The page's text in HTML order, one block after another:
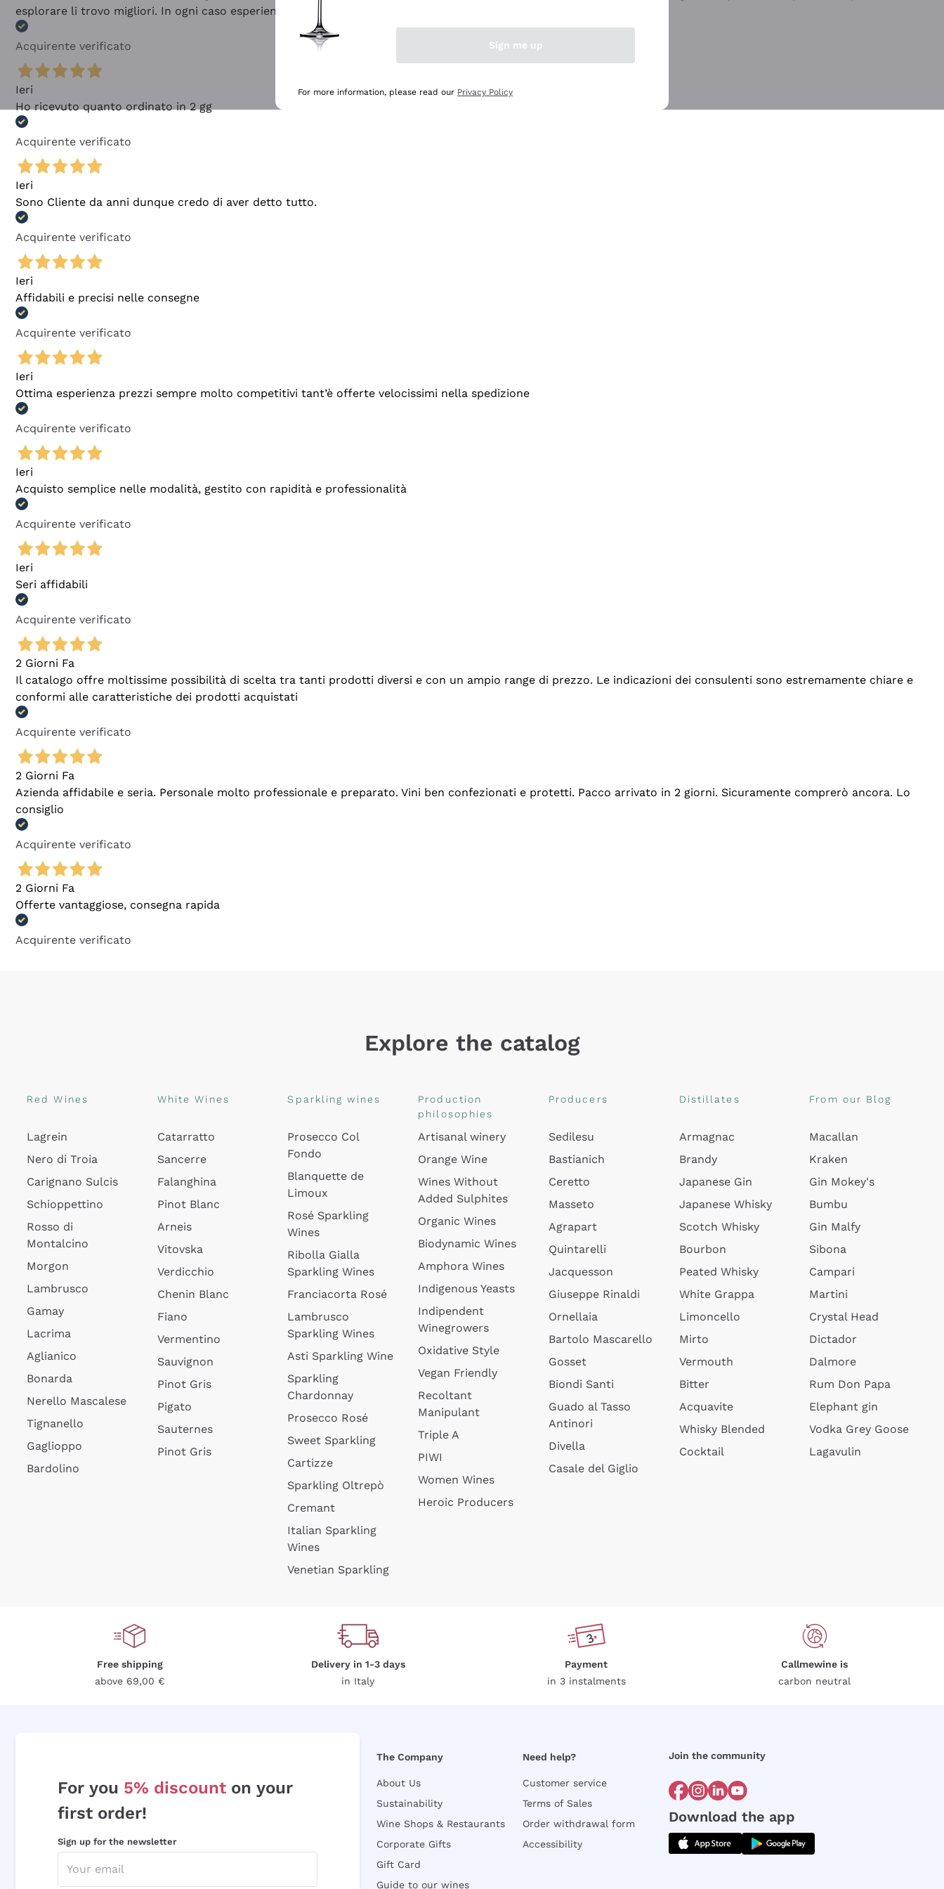
esplorare li trovo migliori. In ogni caso esperienza buona e lo consiglio! 👍
Acquirente verificato
Ieri
Ho ricevuto quanto ordinato in 2 gg
Acquirente verificato
Ieri
Sono Cliente da anni dunque credo di aver detto tutto.
Acquirente verificato
Ieri
Affidabili e precisi nelle consegne
Acquirente verificato
Ieri
Ottima esperienza prezzi sempre molto competitivi tant’è offerte velocissimi nella spedizione
Acquirente verificato
Ieri
Acquisto semplice nelle modalità, gestito con rapidità e professionalità
Acquirente verificato
Ieri
Seri affidabili
Acquirente verificato
2 Giorni Fa
Il catalogo offre moltissime possibilità di scelta tra tanti prodotti diversi e con un ampio range di prezzo. Le indicazioni dei consulenti sono estremamente chiare e
conformi alle caratteristiche dei prodotti acquistati
Acquirente verificato
2 Giorni Fa
Azienda affidabile e seria. Personale molto professionale e preparato. Vini ben confezionati e protetti. Pacco arrivato in 2 giorni. Sicuramente comprerò ancora. Lo
consiglio
Acquirente verificato
2 Giorni Fa
Offerte vantaggiose, consegna rapida
Acquirente verificato
Explore the catalog
Red Wines
Lagrein
Nero di Troia
Carignano Sulcis
Schioppettino
Rosso di
Montalcino
Morgon
Lambrusco
Gamay
Lacrima
Aglianico
Bonarda
Nerello Mascalese
Tignanello
Gaglioppo
Bardolino
White Wines
Catarratto
Sancerre
Falanghina
Pinot Blanc
Arneis
Vitovska
Verdicchio
Chenin Blanc
Fiano
Vermentino
Sauvignon
Pinot Gris
Pigato
Sauternes
Pinot Gris
Sparkling wines
Prosecco Col
Fondo
Blanquette de
Limoux
Rosé Sparkling
Wines
Ribolla Gialla
Sparkling Wines
Franciacorta Rosé
Lambrusco
Sparkling Wines
Asti Sparkling Wine
Sparkling
Chardonnay
Prosecco Rosé
Sweet Sparkling
Cartizze
Sparkling Oltrepò
Cremant
Italian Sparkling
Wines
Venetian Sparkling
Production
philosophies
Artisanal winery
Orange Wine
Wines Without
Added Sulphites
Organic Wines
Biodynamic Wines
Amphora Wines
Indigenous Yeasts
Indipendent
Winegrowers
Oxidative Style
Vegan Friendly
Recoltant
Manipulant
Triple A
PIWI
Women Wines
Heroic Producers
Producers
Sedilesu
Bastianich
Ceretto
Masseto
Agrapart
Quintarelli
Jacquesson
Giuseppe Rinaldi
Ornellaia
Bartolo Mascarello
Gosset
Biondi Santi
Guado al Tasso
Antinori
Divella
Casale del Giglio
Distillates
Armagnac
Brandy
Japanese Gin
Japanese Whisky
Scotch Whisky
Bourbon
Peated Whisky
White Grappa
Limoncello
Mirto
Vermouth
Bitter
Acquavite
Whisky Blended
Cocktail
From our Blog
Macallan
Kraken
Gin Mokey's
Bumbu
Gin Malfy
Sibona
Campari
Martini
Crystal Head
Dictador
Dalmore
Rum Don Papa
Elephant gin
Vodka Grey Goose
Lagavulin
Free shipping
above 69,00 €
Delivery in 1-3 days
in Italy
Payment
in 3 instalments
Callmewine is
carbon neutral
For you 5% discount on your
first order!
Sign up for the newsletter
The Company
About Us
Sustainability
Wine Shops & Restaurants
Corporate Gifts
Gift Card
Guide to our wines
Need help?
Customer service
Terms of Sales
Order withdrawal form
Accessibility
Join the community
Download the app
Sign me up
For more information, please read our Privacy Policy